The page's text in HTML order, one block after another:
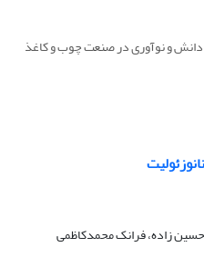
و نوآوری در صنعت چوب و کاغذ
زاده، فرانک محمدکاظمی